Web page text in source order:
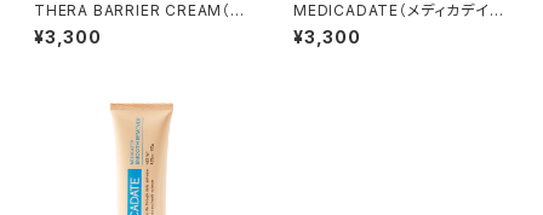
THERA BARRIER CREAM（ビ
ーティー テラバリアクリーム)
¥3,300
MEDICADATE（メディカデイ
ト）バブルマスククレンザー
¥3,300